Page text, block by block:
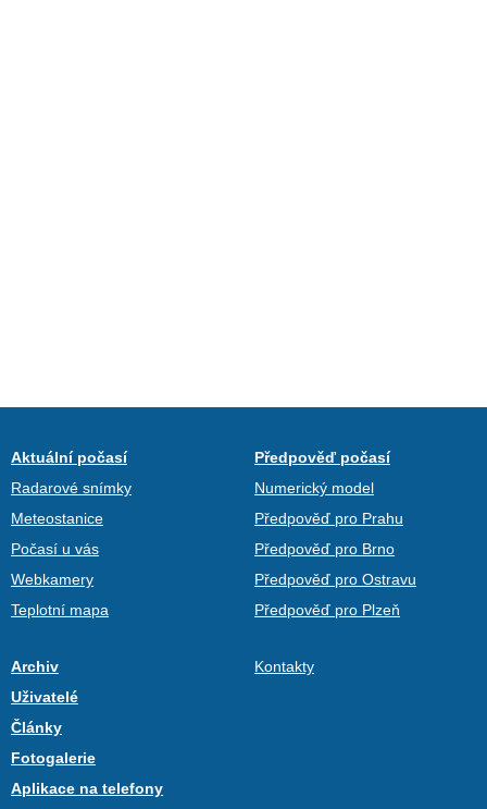
Aktuální počasí
Radarové snímky
Meteostanice
Počasí u vás
Webkamery
Teplotní mapa
Předpověď počasí
Numerický model
Předpověď pro Prahu
Předpověď pro Brno
Předpověď pro Ostravu
Předpověď pro Plzeň
Archiv
Uživatelé
Články
Fotogalerie
Aplikace na telefony
Kontakty